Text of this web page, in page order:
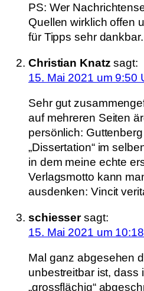
PS: Wer
Quellen wirklich offen
für Tipps sehr dankbar.
Christian Knatz sagt:
15. Mai 2021 um 9:50
Sehr gut
auf mehreren Seiten
persönlich:
„Dissertation“ im
in dem meine echte
Verlagsmotto kann
ausdenken: Vincit
schiesser sagt:
15. Mai 2021 um
Mal ganz abgesehen
unbestreitbar ist, dass
„grossflächig“